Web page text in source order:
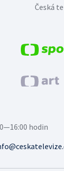
Česká
hodin